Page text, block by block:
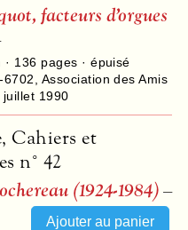
facteurs d’orgues
136 pages · épuisé
6702, Association des Amis
juillet 1990
Cahiers et
n° 42
(1924-1984)–